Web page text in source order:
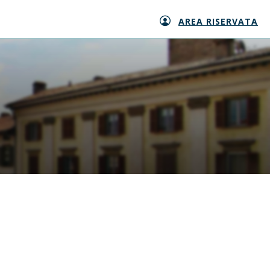
AREA RISERVATA